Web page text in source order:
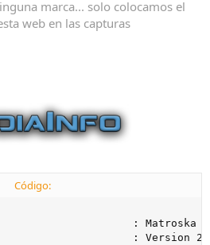
marca... solo colocamos el
web en las capturas
Código:
: Matroska
: Version 2